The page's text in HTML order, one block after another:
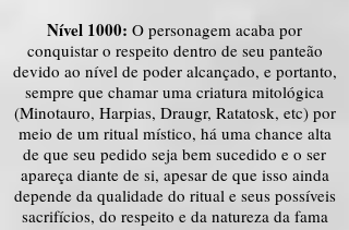
Nível 1000: O personagem acaba por
conquistar o respeito dentro de seu panteão
devido ao nível de poder alcançado, e portanto,
sempre que chamar uma criatura mitológica
(Minotauro, Harpias, Draugr, Ratatosk, etc) por
meio de um ritual místico, há uma chance alta
de que seu pedido seja bem sucedido e o ser
apareça diante de si, apesar de que isso ainda
depende da qualidade do ritual e seus possíveis
sacrifícios, do respeito e da natureza da fama